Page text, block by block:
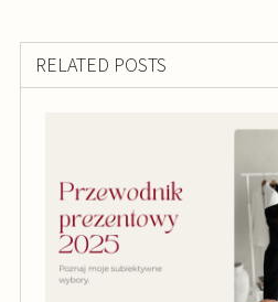
RELATED POSTS